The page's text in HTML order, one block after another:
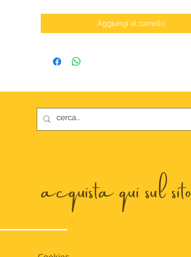
Aggiungi al carrello
acquista qui sul sito